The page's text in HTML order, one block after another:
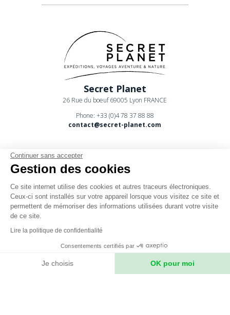
Secret Planet
26 Rue du boeuf 69005 Lyon FRANCE
Phone: +33 (0)4 78 37 88 88
contact@secret-planet.com
Youtube
Podcast
Mentions légales
Continuer sans accepter
Gestion des cookies
Ce site internet utilise des cookies et autres traceurs électroniques.
Ceux-ci sont installés sur votre appareil lorsque vous visitez ce site et
permettent de mémoriser des informations utilisées durant votre visite
de ce site.
Lire la politique de confidentialité
Consentements certifiés par
Je choisis OK pour moi